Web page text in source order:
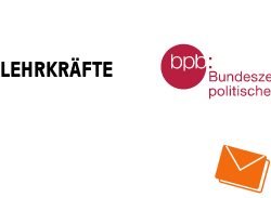
Bundeszentrale
für
politische